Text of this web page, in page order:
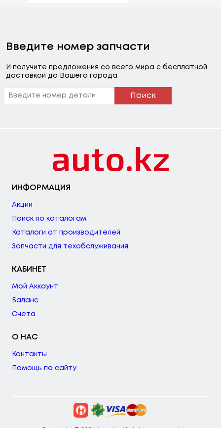
Введите номер запчасти
И получите предложения со всего мира с бесплатной
доставкой до Вашего города
Поиск
ИНФОРМАЦИЯ
Акции
Поиск по каталогам
Каталоги от производителей
Запчасти для техобслуживания
КАБИНЕТ
Мой Аккаунт
Баланс
Счета
О НАС
Контакты
Помощь по сайту